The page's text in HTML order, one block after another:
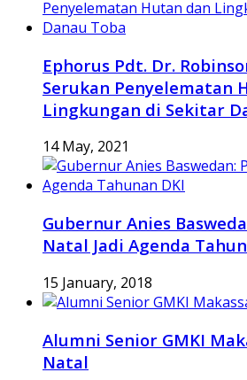
Ephorus Pdt. Dr.
Serukan Penyelematan
Lingkungan di Sekitar
14 May, 2021
Gubernur Anies
Natal Jadi Agenda
15 January, 2018
Alumni Senior GMKI
Natal